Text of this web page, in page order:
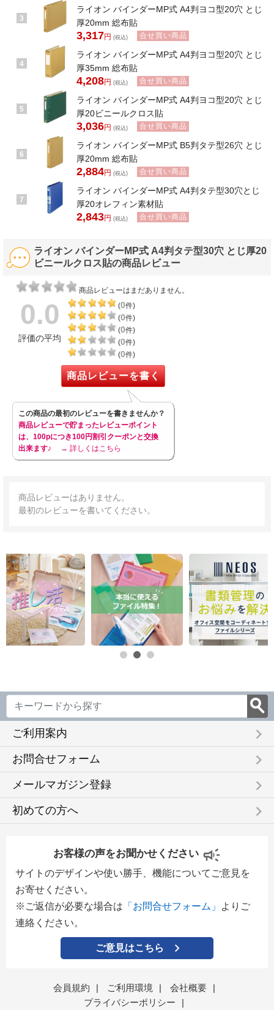
3
ライオン バインダーMP式 A4判ヨコ型20穴 とじ
厚20mm 総布貼
3,317円 (税込) 合せ買い商品
4
ライオン バインダーMP式 A4判ヨコ型20穴 とじ
厚35mm 総布貼
4,208円 (税込) 合せ買い商品
5
ライオン バインダーMP式 A4判ヨコ型20穴 とじ
厚20ビニールクロス貼
3,036円 (税込) 合せ買い商品
6
ライオン バインダーMP式 B5判タテ型26穴 とじ
厚20mm 総布貼
2,884円 (税込) 合せ買い商品
7
ライオン バインダーMP式 A4判タテ型30穴とじ
厚20オレフィン素材貼
2,843円 (税込) 合せ買い商品
ライオン バインダーMP式 A4判タテ型30穴 とじ厚20
ビニールクロス貼の商品レビュー
商品レビューはまだありません。
0.0
評価の平均
(0件)
(0件)
(0件)
(0件)
(0件)
商品レビューを書く
この商品の最初のレビューを書きませんか？
商品レビューで貯まったレビューポイント
は、100pにつき100円割引クーポンと交換
出来ます♪
→ 詳しくはこちら
商品レビューはありません。
最初のレビューを書いてください。
ご利用案内 keyboard_arrow_right
お問合せフォーム keyboard_arrow_right
メールマガジン登録 keyboard_arrow_right
初めての方へ keyboard_arrow_right
お客様の声をお聞かせください
サイトのデザインや使い勝手、機能についてご意見を
お寄せください。
※ご返信が必要な場合は 「お問合せフォーム」
よりご
連絡ください。
ご意見はこちら
会員規約 | ご利用環境 | 会社概要
|
プライバシーポリシー
|